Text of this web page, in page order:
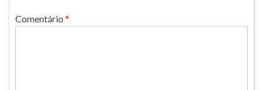
Comentário *